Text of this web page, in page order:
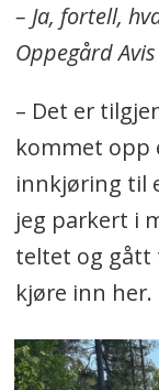
– Ja, fortell,
Oppegård Avis
– Det er
kommet opp
innkjøring til
jeg parkert i
teltet og gått
kjøre inn her.